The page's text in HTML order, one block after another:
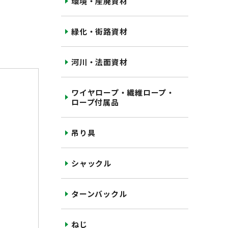
緑化・街路資材
河川・法面資材
ワイヤロープ・繊維ロープ・
ロープ付属品
吊り具
シャックル
ターンバックル
ねじ